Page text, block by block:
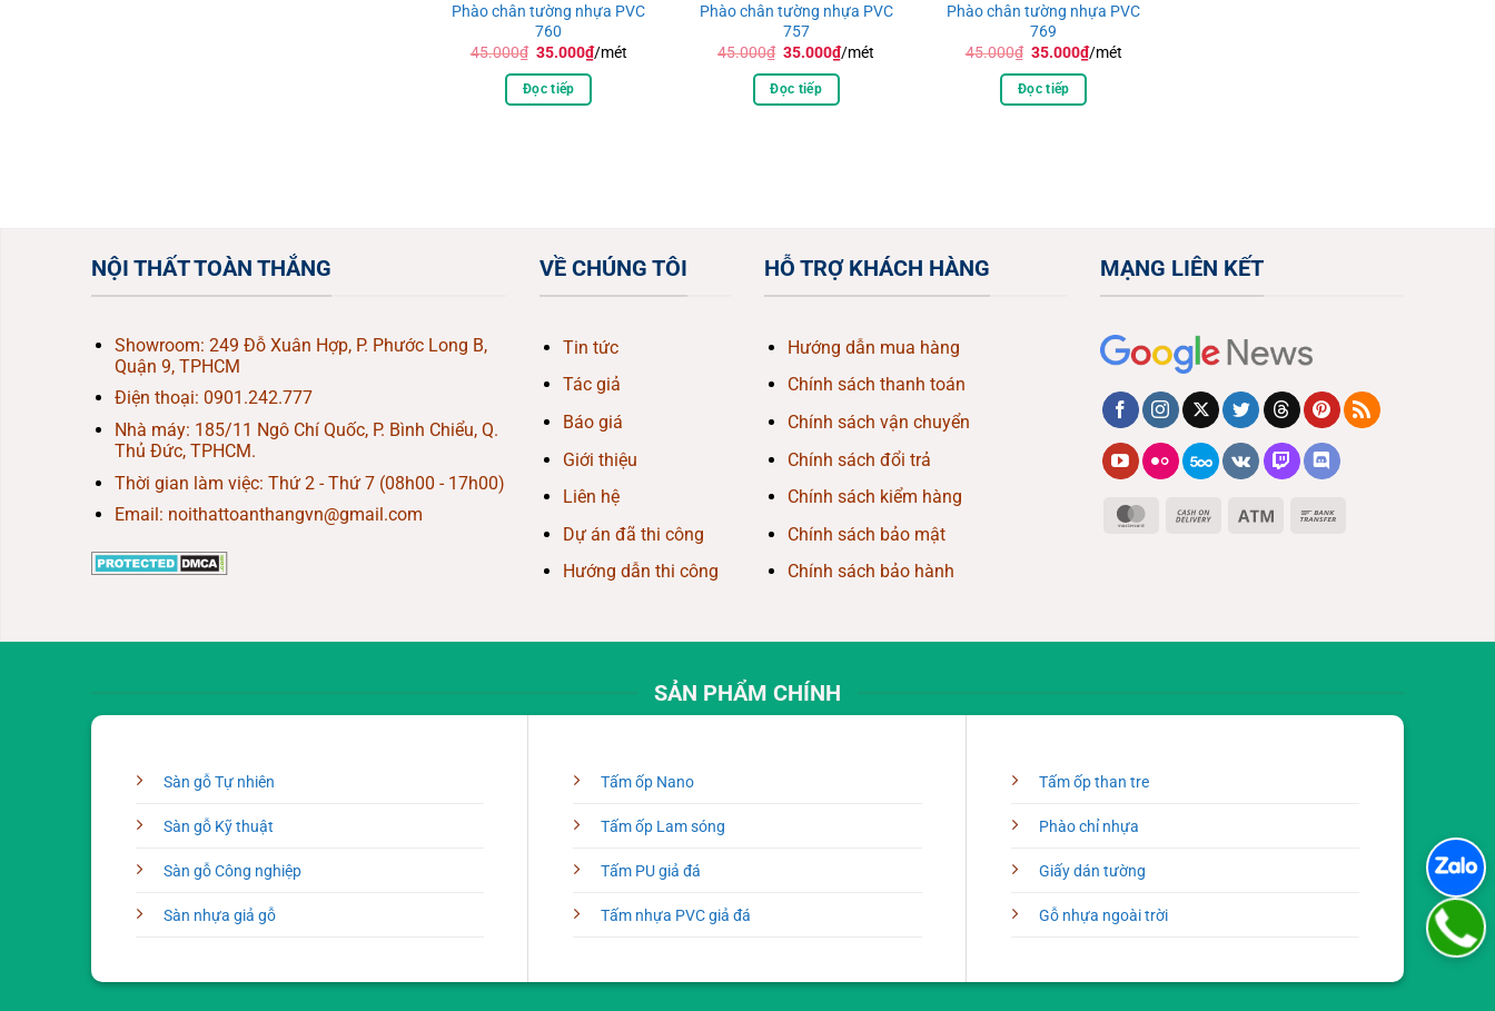
Phào chân tường nhựa PVC
760
45.000₫ Giá
là:
45.000₫.
35.000₫Giá
hiện
/mét
Đọc tiếp
Phào chân tường nhựa PVC
757
45.000₫ Giá
là:
45.000₫.
35.000₫Giá
hiện
/mét
Đọc tiếp
Phào chân tường nhựa PVC
769
45.000₫ Giá
là:
45.000₫.
35.000₫Giá
hiện
/mét
Đọc tiếp
NỘI THẤT TOÀN THẮNG
Showroom: 249 Đỗ Xuân Hợp, P. Phước Long B,
Quận 9, TPHCM
Điện thoại: 0901.242.777
Nhà máy: 185/11 Ngô Chí Quốc, P. Bình Chiểu, Q.
Thủ Đức, TPHCM.
Thời gian làm việc: Thứ 2 - Thứ 7 (08h00 - 17h00)
Email: noithattoanthangvn@gmail.com
VỀ CHÚNG TÔI
Tin tức
Tác giả
Báo giá
Giới thiệu
Liên hệ
Dự án đã thi công
Hướng dẫn thi công
HỖ TRỢ KHÁCH HÀNG
Hướng dẫn mua hàng
Chính sách thanh toán
Chính sách vận chuyển
Chính sách đổi trả
Chính sách kiểm hàng
Chính sách bảo mật
Chính sách bảo hành
MẠNG LIÊN KẾT
MasterCard
Cash
Atm
SẢN PHẨM CHÍNH
Sàn gỗ Tự nhiên
Sàn gỗ Kỹ thuật
Sàn gỗ Công nghiệp
Sàn nhựa giả gỗ
Tấm ốp Nano
Tấm ốp Lam sóng
Tấm PU giả đá
Tấm nhựa PVC giả đá
Tấm ốp than tre
Phào chỉ nhựa
Giấy dán tường
Gỗ nhựa ngoài trời